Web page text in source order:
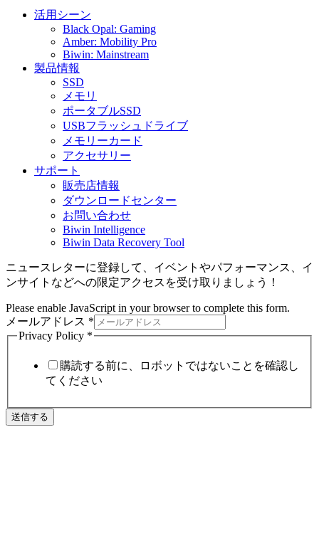
活用シーン
Black Opal: Gaming
Amber: Mobility Pro
Biwin: Mainstream
製品情報
SSD
メモリ
ポータブルSSD
USBフラッシュドライブ
メモリーカード
アクセサリー
サポート
販売店情報
ダウンロードセンター
お問い合わせ
Biwin Intelligence
Biwin Data Recovery Tool
ニュースレターに登録して、イベントやパフォーマンス、イ
ンサイトなどへの限定アクセスを受け取りましょう！
Please enable JavaScript in your browser to complete this form.
メールアドレス *
Privacy Policy *
購読する前に、ロボットではないことを確認し
てください
送信する